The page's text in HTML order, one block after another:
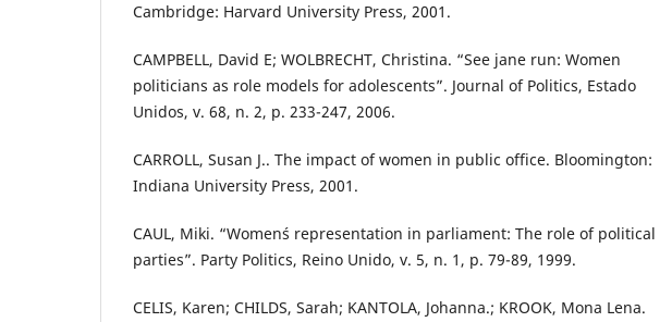
Cambridge: Harvard University Press, 2001.
CAMPBELL, David E; WOLBRECHT, Christina. “See jane run: Women
politicians as role models for adolescents”. Journal of Politics, Estado
Unidos, v. 68, n. 2, p. 233-247, 2006.
CARROLL, Susan J.. The impact of women in public office. Bloomington:
Indiana University Press, 2001.
CAUL, Miki. “Women´s representation in parliament: The role of political
parties”. Party Politics, Reino Unido, v. 5, n. 1, p. 79-89, 1999.
CELIS, Karen; CHILDS, Sarah; KANTOLA, Johanna.; KROOK, Mona Lena.